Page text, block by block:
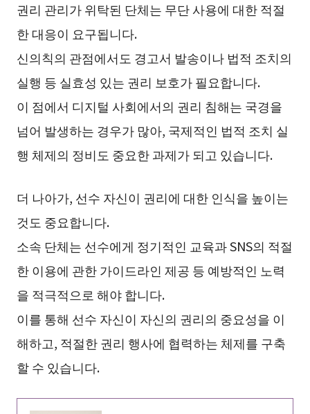
권리 관리가 위탁된 단체는 무단 사용에 대한 적절
한 대응이 요구됩니다.
신의칙의 관점에서도 경고서 발송이나 법적 조치의
실행 등 실효성 있는 권리 보호가 필요합니다.
이 점에서 디지털 사회에서의 권리 침해는 국경을
넘어 발생하는 경우가 많아, 국제적인 법적 조치 실
행 체제의 정비도 중요한 과제가 되고 있습니다.
더 나아가, 선수 자신이 권리에 대한 인식을 높이는
것도 중요합니다.
소속 단체는 선수에게 정기적인 교육과 SNS의 적절
한 이용에 관한 가이드라인 제공 등 예방적인 노력
을 적극적으로 해야 합니다.
이를 통해 선수 자신이 자신의 권리의 중요성을 이
해하고, 적절한 권리 행사에 협력하는 체제를 구축
할 수 있습니다.